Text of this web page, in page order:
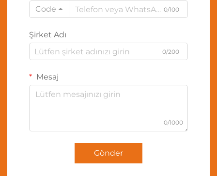
Code
0/100
Şirket Adı
0/200
Mesaj
0/1000
Gönder